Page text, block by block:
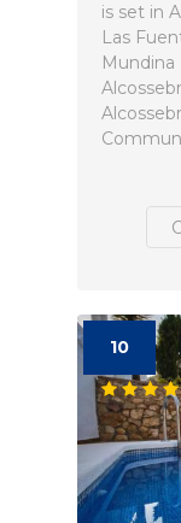
is set in
Las
Mundina
10